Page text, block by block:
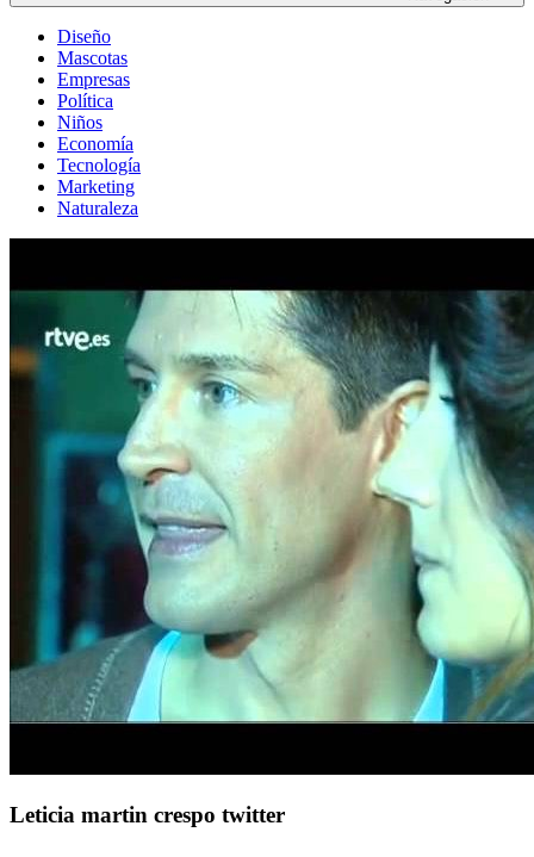
Diseño
Mascotas
Empresas
Política
Niños
Economía
Tecnología
Marketing
Naturaleza
Leticia martin crespo twitter